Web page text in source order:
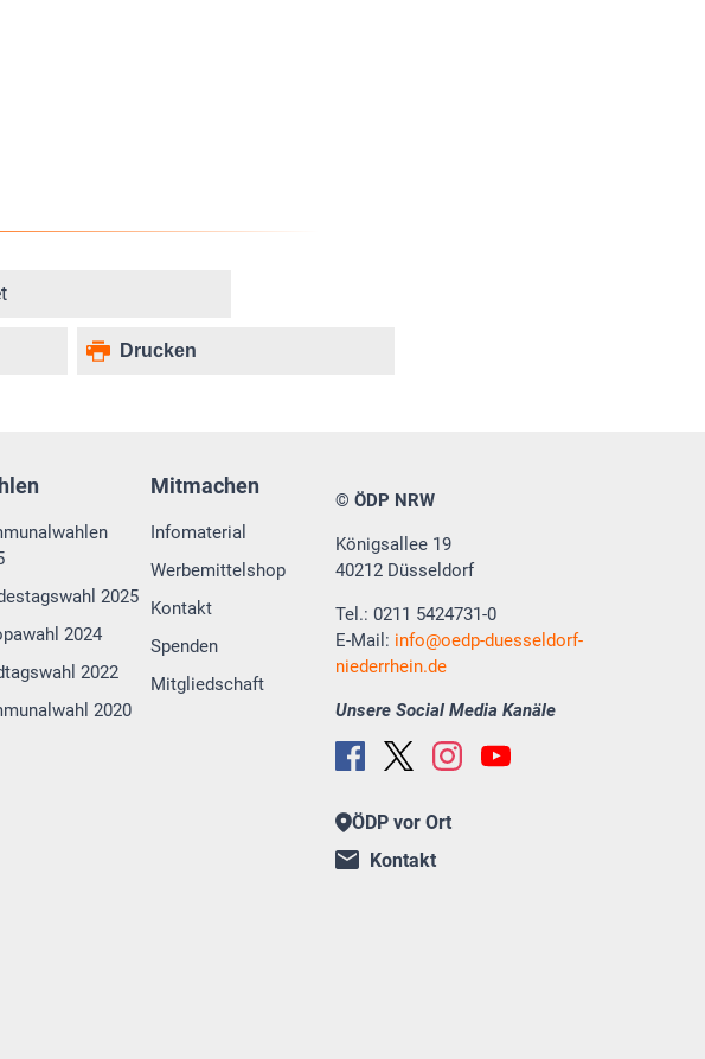
Drucken
2025
2024
2022
2020
Mitmachen
Infomaterial
Werbemittelshop
Kontakt
Spenden
Mitgliedschaft
© ÖDP NRW
Königsallee 19
40212 Düsseldorf
Tel.: 0211 5424731-0
E-Mail: info
oedp-duesseldorf-
niederrhein.de
Unsere Social Media Kanäle
ÖDP vor Ort
Kontakt